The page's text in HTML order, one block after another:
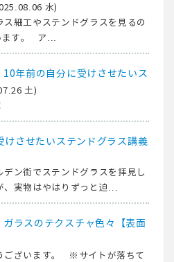
水)
ス細工やステンドグラスを見るの
ます。 ア...
10年前の自分に受けさせたいス
土)
けさせたいステンドグラス講義
ン街でステンドグラスを拝見し
、実物はやはりずっと迫...
ガラスのテクスチャ色々【表面
ございます。 ※サイトが落ちて